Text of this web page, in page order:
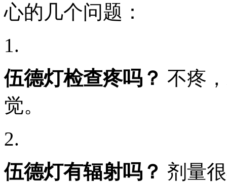
心的几个问题：
1.
伍德灯检查疼吗？ 不疼
觉。
2.
伍德灯有辐射吗？ 剂量